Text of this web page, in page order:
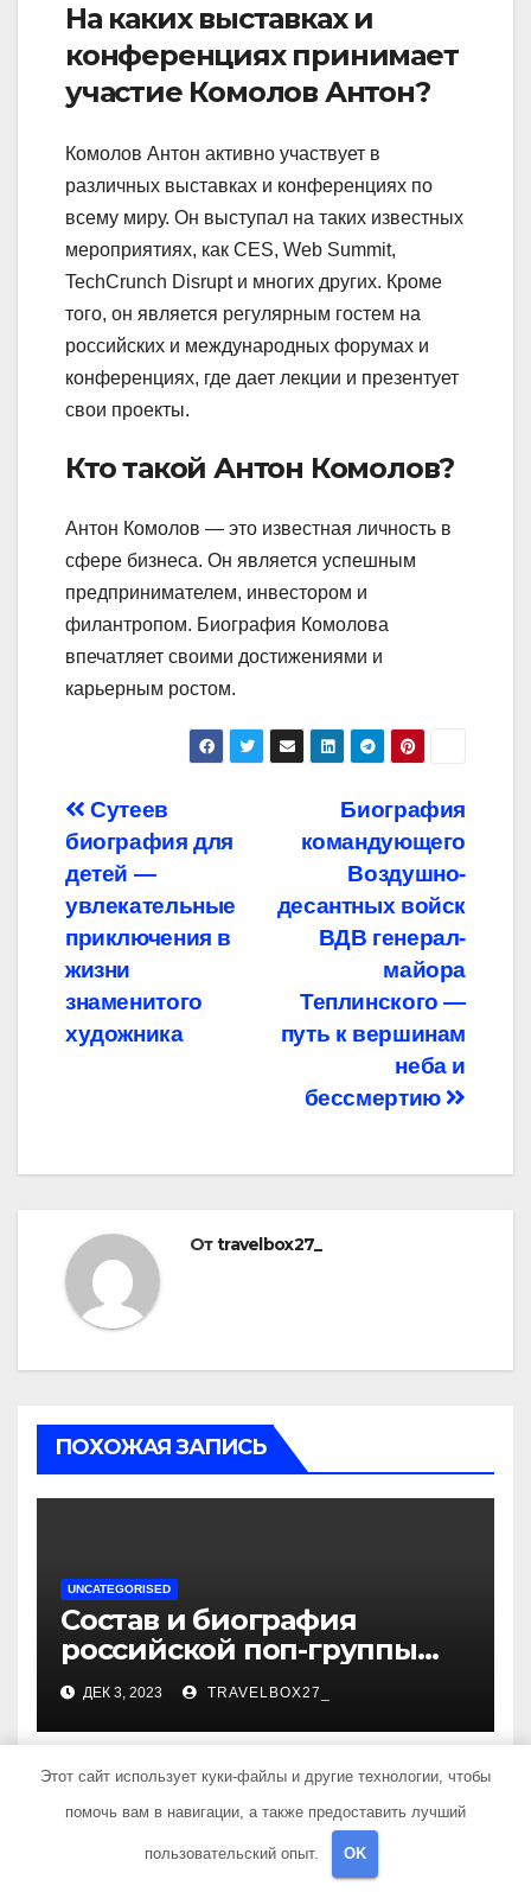
На каких выставках и
конференциях принимает
участие Комолов Антон?
Комолов Антон активно участвует в
различных выставках и конференциях по
всему миру. Он выступал на таких известных
мероприятиях, как CES, Web Summit,
TechCrunch Disrupt и многих других. Кроме
того, он является регулярным гостем на
российских и международных форумах и
конференциях, где дает лекции и презентует
свои проекты.
Кто такой Антон Комолов?
Антон Комолов — это известная личность в
сфере бизнеса. Он является успешным
предпринимателем, инвестором и
филантропом. Биография Комолова
впечатляет своими достижениями и
карьерным ростом.
Навигация
по
записям
Биография
командующего
Воздушно-
десантных войск
ВДВ генерал-
майора
Теплинского —
путь к вершинам
неба и
бессмертию
Сутеев
биография для
детей —
увлекательные
приключения в
жизни
знаменитого
художника
Отtravelbox27_
ПОХОЖАЯ ЗАПИСЬ
UNCATEGORISED
Состав и биография
российской поп-группы
«Иванушки интернешнл»
— история успеха, музыка
и судьбы участников
ДЕК 3, 2023 TRAVELBOX27_
UNCATEGORISED
Политов Владимир —
Этот сайт использует куки-файлы и другие технологии, чтобы
помочь вам в навигации, а также предоставить лучший
пользовательский опыт. OK